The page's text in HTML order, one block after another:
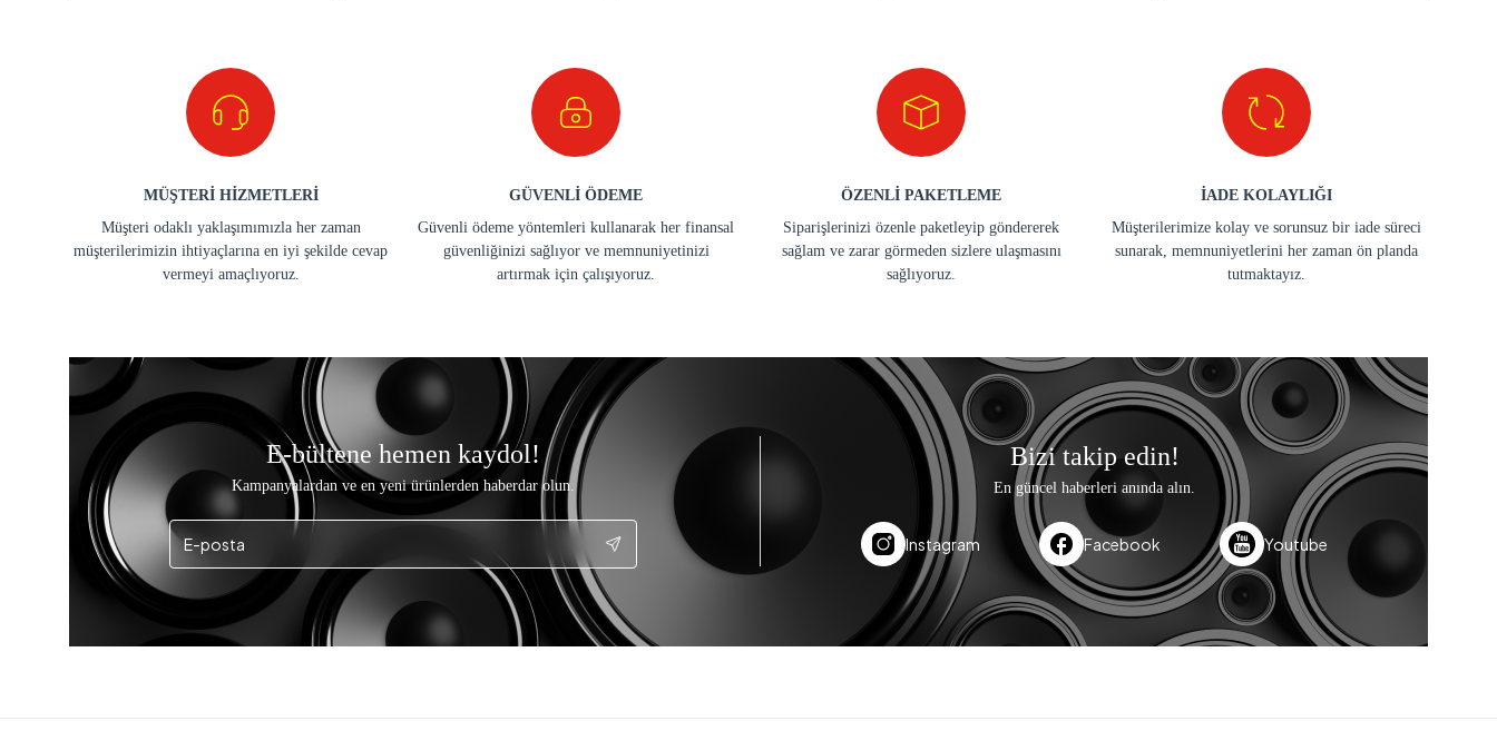
MÜŞTERİ HİZMETLERİ
Müşteri odaklı yaklaşımımızla her zaman
müşterilerimizin ihtiyaçlarına en iyi şekilde cevap
vermeyi amaçlıyoruz.
GÜVENLİ ÖDEME
Güvenli ödeme yöntemleri kullanarak her finansal
güvenliğinizi sağlıyor ve memnuniyetinizi
artırmak için çalışıyoruz.
ÖZENLİ PAKETLEME
Siparişlerinizi özenle paketleyip göndererek
sağlam ve zarar görmeden sizlere ulaşmasını
sağlıyoruz.
İADE KOLAYLIĞI
Müşterilerimize kolay ve sorunsuz bir iade süreci
sunarak, memnuniyetlerini her zaman ön planda
tutmaktayız.
E-bültene hemen kaydol!
Kampanyalardan ve en yeni ürünlerden haberdar olun.
Bizi takip edin!
En güncel haberleri anında alın.
Instagram Facebook Youtube